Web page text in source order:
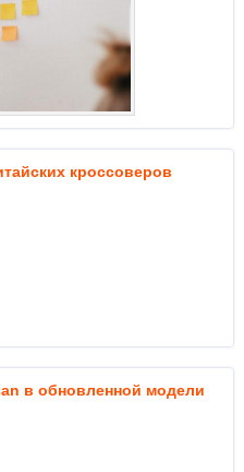
кроссоверов
в обновленной модели